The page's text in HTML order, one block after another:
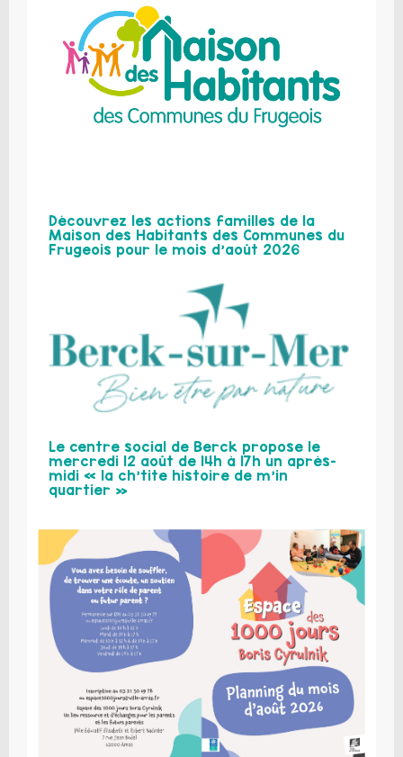
Découvrez les actions familles de la
Maison des Habitants des Communes du
Frugeois pour le mois d’août 2026
Le centre social de Berck propose le
mercredi 12 août de 14h à 17h un après-
midi « la ch’tite histoire de m’in
quartier »